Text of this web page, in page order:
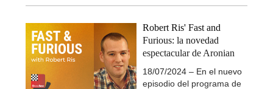
Robert Ris' Fast and
Furious: la novedad
espectacular de Aronian
18/07/2024 – En el nuevo
episodio del programa de